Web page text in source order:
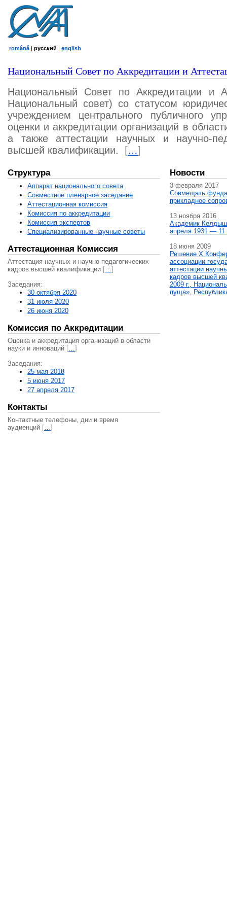
română | русский | english
Национальный Совет по Аккредитации и
Национальный Совет по Аккредитации и
Национальный совет) со статусом
учреждением центрального публичного
оценки и аккредитации организаций в
а также аттестации научных и научно-
высшей квалификации.
[…]
Структура
Аппарат национального совета
Совместное пленарное заседание
Аттестационная комисcия
Комиссия по аккредитации
Комиссия экспертов
Специализированные научные советы
Аттестационная Комиссия
Аттестация научных и научно-педагогических
кадров высшей квалификации […]
Заседания:
30 октября 2020
31 июля 2020
26 июня 2020
Комиссия по Аккредитации
Оценка и аккредитация организаций в области
науки и инноваций […]
Заседания:
25 мая 2018
5 июня 2017
27 апреля 2017
Контакты
Контактные телефоны, дни и время
аудиенций […]
Новости
3 февраля 2017
Совмещать
прикладное
13 ноября 2016
Академик
апреля 1931 — 11
18 июня 2009
Решение X
ассоциации
аттестации
кадров высшей
2009 г.,
пуща»,